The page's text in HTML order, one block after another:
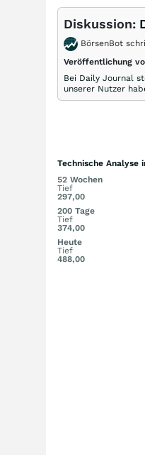
Diskussion:
BörsenBot
Veröffentlichung
Bei Daily Journal
unserer Nutzer
Technische Analyse
52 Wochen
Tief
297,00
200 Tage
Tief
374,00
Heute
Tief
488,00